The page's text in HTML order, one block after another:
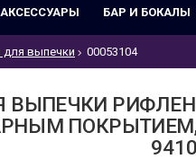
БАР И БОКАЛЫ
выпечки 00053104
ПОКРЫТИЕМ,